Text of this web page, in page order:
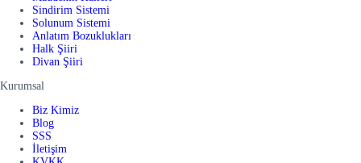
Sindirim Sistemi
Solunum Sistemi
Anlatım Bozuklukları
Halk Şiiri
Divan Şiiri
Kurumsal
Biz Kimiz
Blog
SSS
İletişim